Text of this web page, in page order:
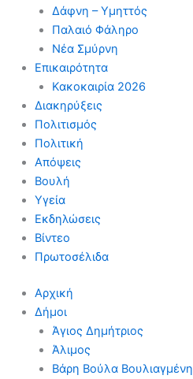
Δάφνη – Υμηττός
Παλαιό Φάληρο
Νέα Σμύρνη
Επικαιρότητα
Κακοκαιρία 2026
Διακηρύξεις
Πολιτισμός
Πολιτική
Απόψεις
Βουλή
Υγεία
Εκδηλώσεις
Βίντεο
Πρωτοσέλιδα
Αρχική
Δήμοι
Άγιος Δημήτριος
Άλιμος
Βάρη Βούλα Βουλιαγμένη